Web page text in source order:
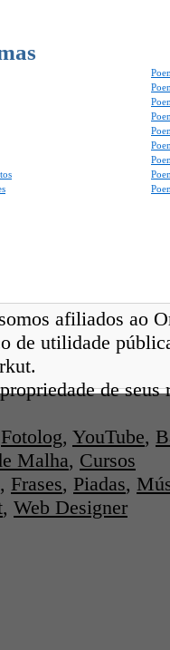
afiliados ao
de utilidade
de
Fotolog, YouTube,
Malha, Cursos
, Frases, Piadas,
, Web Designer